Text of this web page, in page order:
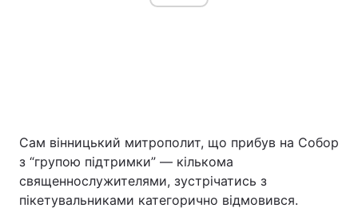
Сам вінницький митрополит, що прибув на Собор
з “групою підтримки” — кількома
священнослужителями, зустрічатись з
пікетувальниками категорично відмовився.